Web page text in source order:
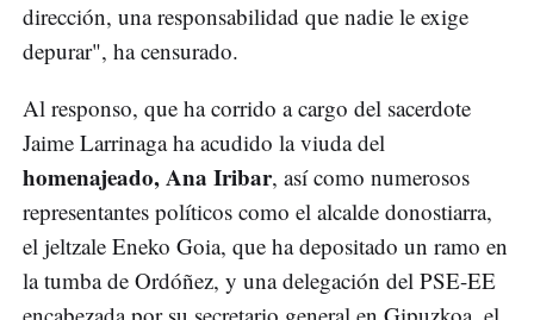
dirección, una responsabilidad que nadie le exige
depurar", ha censurado.
Al responso, que ha corrido a cargo del sacerdote
Jaime Larrinaga ha acudido la viuda del
homenajeado, Ana Iribar, así como numerosos
representantes políticos como el alcalde donostiarra,
el jeltzale Eneko Goia, que ha depositado un ramo en
la tumba de Ordóñez, y una delegación del PSE-EE